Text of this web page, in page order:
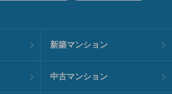
新築マンション
中古マンション